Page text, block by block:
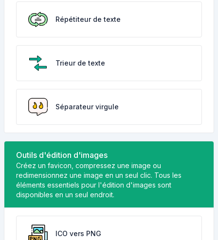
Répétiteur de texte
Trieur de texte
Séparateur virgule
Outils d'édition d'images
Créez un favicon, compressez une image ou
redimensionnez une image en un seul clic. Tous les
éléments essentiels pour l'édition d'images sont
disponibles en un seul endroit.
ICO vers PNG